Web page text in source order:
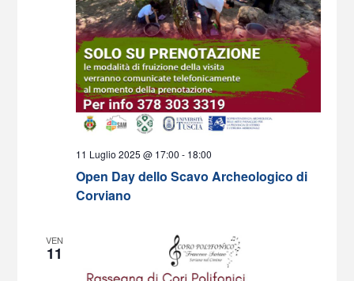
11 Luglio 2025 @ 17:00 - 18:00
Open Day dello Scavo Archeologico di
Corviano
VEN
11